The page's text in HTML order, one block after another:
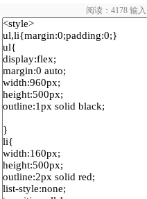
阅读：4178 输